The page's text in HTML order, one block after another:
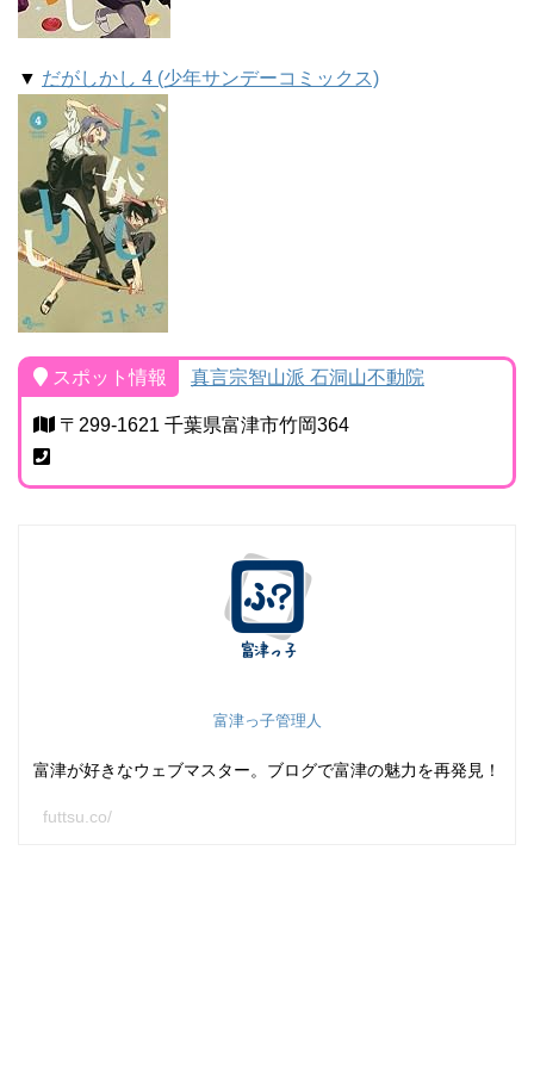
▼ だがしかし 4 (少年サンデーコミックス)
スポット情報 真言宗智山派 石洞山不動院
〒299-1621 千葉県富津市竹岡364
富津っ子管理人
富津が好きなウェブマスター。ブログで富津の魅力を再発見！
futtsu.co/